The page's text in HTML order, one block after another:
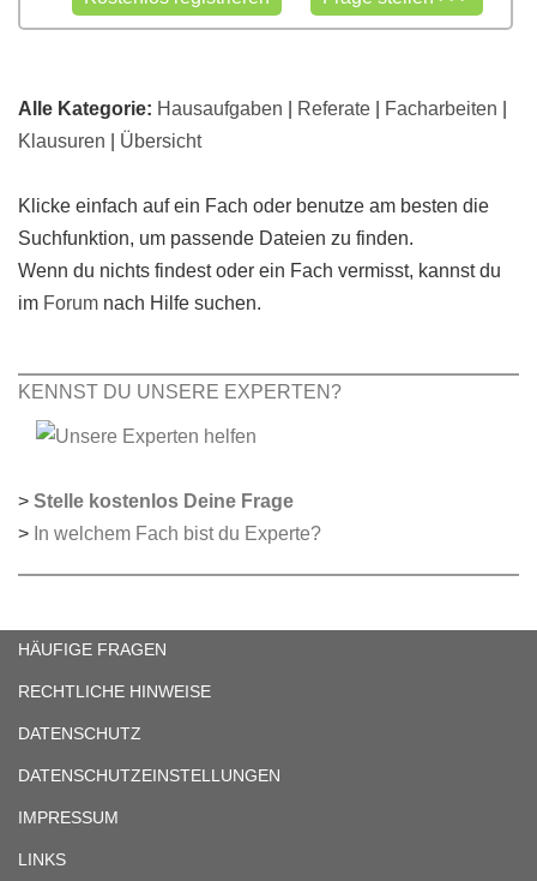
Alle Kategorie: Hausaufgaben Referate Facharbeiten
Klausuren
Übersicht
Klicke einfach auf ein Fach oder benutze am besten die
Suchfunktion, um passende Dateien zu finden.
Wenn du nichts findest oder ein Fach vermisst, kannst du
im Forum nach Hilfe suchen.
KENNST DU UNSERE EXPERTEN?
> Stelle kostenlos Deine Frage
> In welchem Fach bist du Experte?
HÄUFIGE FRAGEN
RECHTLICHE HINWEISE
DATENSCHUTZ
DATENSCHUTZEINSTELLUNGEN
IMPRESSUM
LINKS